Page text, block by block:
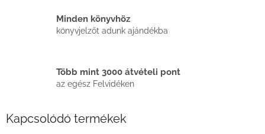
Minden könyvhöz
könyvjelzőt adunk ajándékba
Több mint 3000 átvételi pont
az egész Felvidéken
Kapcsolódó termékek